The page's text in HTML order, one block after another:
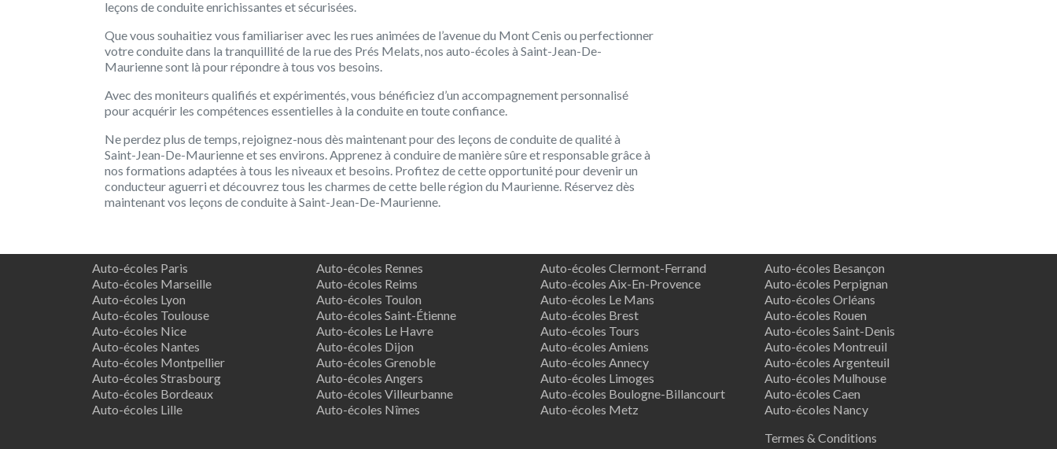
leçons de conduite enrichissantes et sécurisées.
Que vous souhaitiez vous familiariser avec les rues animées de l’avenue du Mont Cenis ou perfectionner
votre conduite dans la tranquillité de la rue des Prés Melats, nos auto-écoles à Saint-Jean-De-
Maurienne sont là pour répondre à tous vos besoins.
Avec des moniteurs qualifiés et expérimentés, vous bénéficiez d’un accompagnement personnalisé
pour acquérir les compétences essentielles à la conduite en toute confiance.
Ne perdez plus de temps, rejoignez-nous dès maintenant pour des leçons de conduite de qualité à
Saint-Jean-De-Maurienne et ses environs. Apprenez à conduire de manière sûre et responsable grâce à
nos formations adaptées à tous les niveaux et besoins. Profitez de cette opportunité pour devenir un
conducteur aguerri et découvrez tous les charmes de cette belle région du Maurienne. Réservez dès
maintenant vos leçons de conduite à Saint-Jean-De-Maurienne.
Auto-écoles Paris
Auto-écoles Marseille
Auto-écoles Lyon
Auto-écoles Toulouse
Auto-écoles Nice
Auto-écoles Nantes
Auto-écoles Montpellier
Auto-écoles Strasbourg
Auto-écoles Bordeaux
Auto-écoles Lille
Auto-écoles Rennes
Auto-écoles Reims
Auto-écoles Toulon
Auto-écoles Saint-Étienne
Auto-écoles Le Havre
Auto-écoles Dijon
Auto-écoles Grenoble
Auto-écoles Angers
Auto-écoles Villeurbanne
Auto-écoles Nîmes
Auto-écoles Clermont-Ferrand
Auto-écoles Aix-En-Provence
Auto-écoles Le Mans
Auto-écoles Brest
Auto-écoles Tours
Auto-écoles Amiens
Auto-écoles Annecy
Auto-écoles Limoges
Auto-écoles Boulogne-Billancourt
Auto-écoles Metz
Auto-écoles Besançon
Auto-écoles Perpignan
Auto-écoles Orléans
Auto-écoles Rouen
Auto-écoles Saint-Denis
Auto-écoles Montreuil
Auto-écoles Argenteuil
Auto-écoles Mulhouse
Auto-écoles Caen
Auto-écoles Nancy
Termes & Conditions